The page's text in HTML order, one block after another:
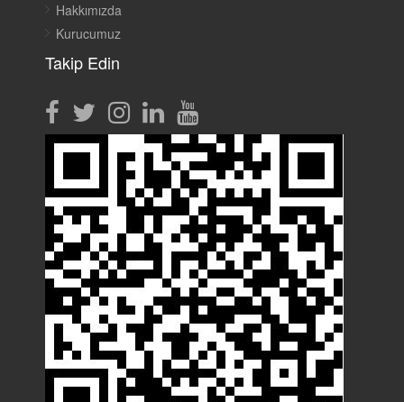
Hakkımızda
Kurucumuz
Takip Edin